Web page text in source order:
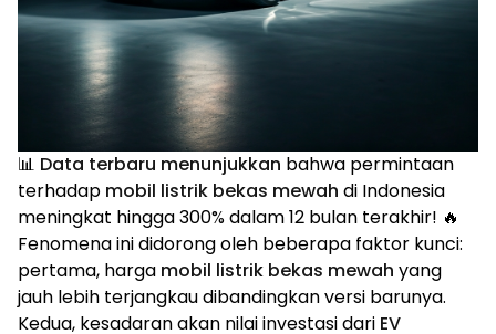
📊 Data terbaru menunjukkan bahwa permintaan
terhadap mobil listrik bekas mewah di Indonesia
meningkat hingga 300% dalam 12 bulan terakhir! 🔥
Fenomena ini didorong oleh beberapa faktor kunci:
pertama, harga mobil listrik bekas mewah yang
jauh lebih terjangkau dibandingkan versi barunya.
Kedua, kesadaran akan nilai investasi dari EV